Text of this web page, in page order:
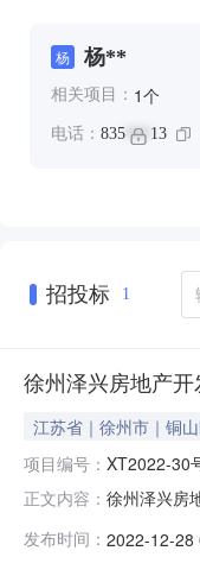
杨 杨**
相关项目： 1个
电话： 835 *** 13
招投标 1
徐州泽兴房地产
江苏省｜徐州市｜铜
项目编号： XT2022-30
正文内容： 徐州泽兴房
欠本区土地
发布时间： 2022-12-28